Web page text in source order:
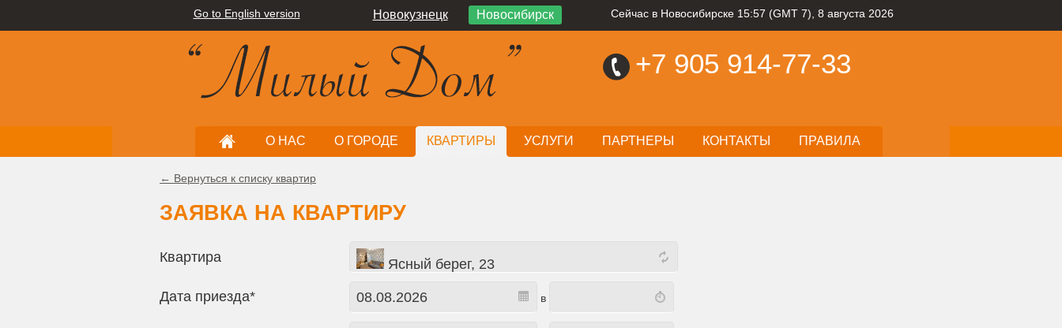
Go to English version Новокузнецк Новосибирск Сейчас в Новосибирске 15:57 (GMT 7), 8 августа 2026
+7 905 914-77-33
О НАС О ГОРОДЕ КВАРТИРЫ УСЛУГИ ПАРТНЕРЫ КОНТАКТЫ ПРАВИЛА
← Вернуться к списку квартир
ЗАЯВКА НА КВАРТИРУ
Квартира Ясный берег, 23
Дата приезда* в